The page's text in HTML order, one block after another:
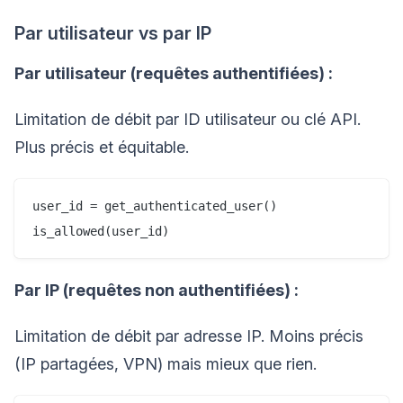
Par utilisateur vs par IP
Par utilisateur (requêtes authentifiées) :
Limitation de débit par ID utilisateur ou clé API.
Plus précis et équitable.
user_id = get_authenticated_user()
Par IP (requêtes non authentifiées) :
Limitation de débit par adresse IP. Moins précis
(IP partagées, VPN) mais mieux que rien.